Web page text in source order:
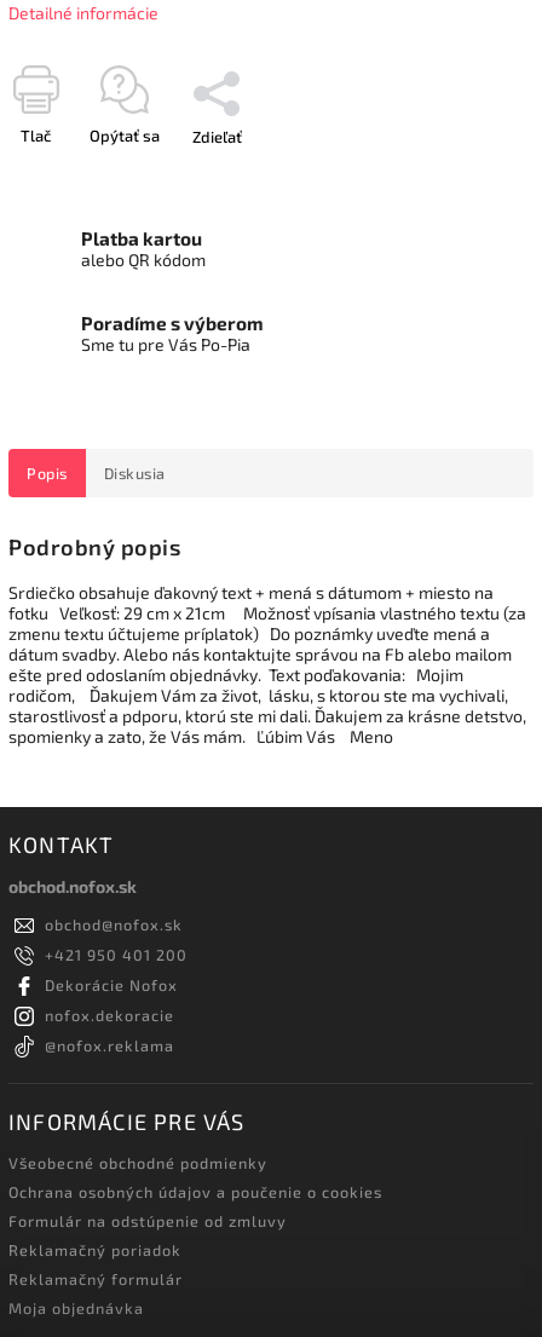
Detailné informácie
Tlač Opýtať sa Zdieľať
Platba kartou
alebo QR kódom
Poradíme s výberom
Sme tu pre Vás Po-Pia
Popis Diskusia
Podrobný popis
Srdiečko obsahuje ďakovný text + mená s dátumom + miesto na
fotku Veľkosť: 29 cm x 21cm Možnosť vpísania vlastného textu (za
zmenu textu účtujeme príplatok) Do poznámky uveďte mená a
dátum svadby. Alebo nás kontaktujte správou na Fb alebo mailom
ešte pred odoslaním objednávky. Text poďakovania: Mojim
rodičom, Ďakujem Vám za život, lásku, s ktorou ste ma vychivali,
starostlivosť a pdporu, ktorú ste mi dali. Ďakujem za krásne detstvo,
spomienky a zato, že Vás mám. Ľúbim Vás Meno
KONTAKT
obchod.nofox.sk
obchod@nofox.sk
+421 950 401 200
Dekorácie Nofox
nofox.dekoracie
@nofox.reklama
INFORMÁCIE PRE VÁS
Všeobecné obchodné podmienky
Ochrana osobných údajov a poučenie o cookies
Formulár na odstúpenie od zmluvy
Reklamačný poriadok
Reklamačný formulár
Moja objednávka